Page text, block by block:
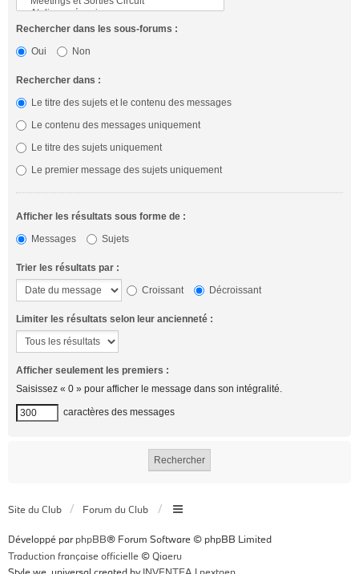
Rechercher dans les sous-forums :
Oui
Non
Rechercher dans :
Le titre des sujets et le contenu des messages
Le contenu des messages uniquement
Le titre des sujets uniquement
Le premier message des sujets uniquement
Afficher les résultats sous forme de :
Messages
Sujets
Trier les résultats par :
Croissant
Décroissant
Limiter les résultats selon leur ancienneté :
Afficher seulement les premiers :
Saisissez « 0 » pour afficher le message dans son intégralité.
caractères des messages
Site du Club Forum du Club
Développé parphpBB® Forum Software © phpBB Limited
Traduction française officielle ©Qiaeru